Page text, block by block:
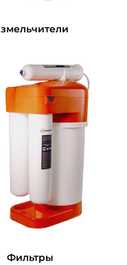
Фильтры